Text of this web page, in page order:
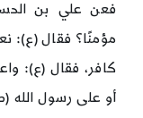
فعن علي بن
مؤمنًا؟ فقال (ع):
كافر، فقال (ع):
أو على رسول الله